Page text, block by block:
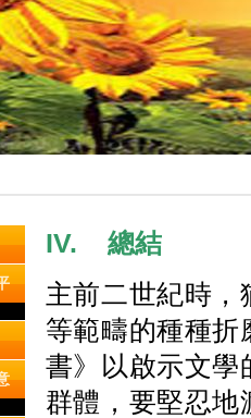
IV. 總結
主前二世紀時，
等範疇的種種折
書》以啟示文學
群體，要堅忍地